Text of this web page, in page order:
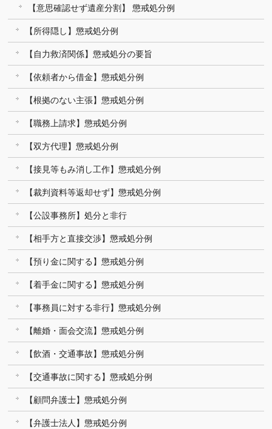
【意思確認せず遺産分割】 懲戒処分例
【所得隠し】懲戒処分例
【自力救済関係】懲戒処分の要旨
【依頼者から借金】懲戒処分例
【根拠のない主張】懲戒処分例
【職務上請求】懲戒処分例
【双方代理】懲戒処分例
【接見等もみ消し工作】懲戒処分例
【裁判資料等返却せず】懲戒処分例
【公設事務所】処分と非行
【相手方と直接交渉】懲戒処分例
【預り金に関する】懲戒処分例
【着手金に関する】懲戒処分例
【事務員に対する非行】懲戒処分例
【離婚・面会交流】懲戒処分例
【飲酒・交通事故】懲戒処分例
【交通事故に関する】懲戒処分例
【顧問弁護士】懲戒処分例
【弁護士法人】懲戒処分例